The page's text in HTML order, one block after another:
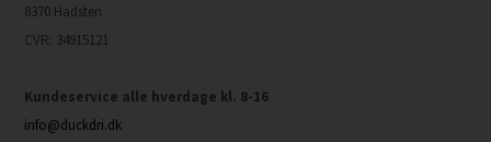
8370 Hadsten
CVR: 34915121
Kundeservice alle hverdage kl. 8-16
info@duckdri.dk